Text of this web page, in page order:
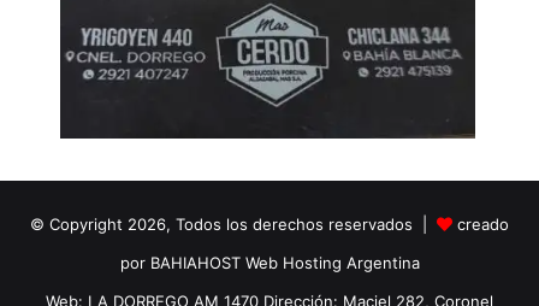
© Copyright 2026, Todos los derechos reservados |
creado
por BAHIAHOST Web Hosting Argentina
Web: LA DORREGO AM 1470 Dirección: Maciel 282, Coronel